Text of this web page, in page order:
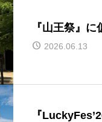
『山王祭』
2026.06.13
『